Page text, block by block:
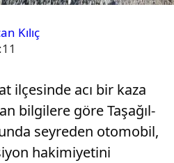
Kılıç
ilçesinde acı bir kaza
bilgilere göre Taşağıl-
seyreden otomobil,
hakimiyetini